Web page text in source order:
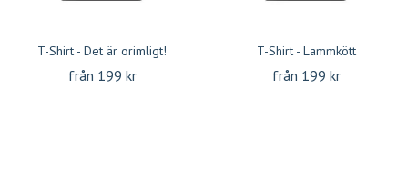
T-Shirt - Det är orimligt!
från 199 kr
T-Shirt - Lammkött
från 199 kr